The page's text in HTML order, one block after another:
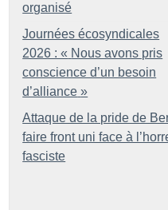
organisé
Journées écosyndicales
2026 : « Nous avons pris
conscience d’un besoin
d’alliance »
Attaque de la pride de
faire front uni face à
fasciste